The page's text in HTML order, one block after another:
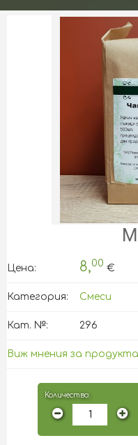
Цена: 8,00 €
Категория: Смеси
Кат. №: 296
Виж мнения за продукта
Количество: